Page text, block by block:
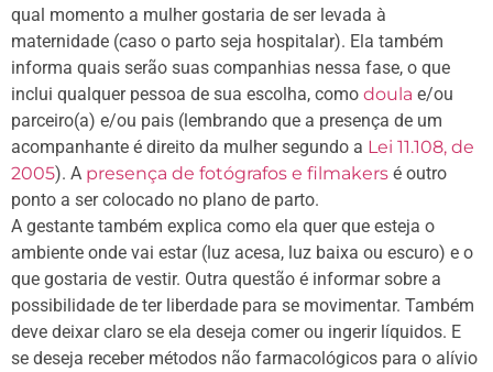
qual momento a mulher gostaria de ser levada à
maternidade (caso o parto seja hospitalar). Ela também
informa quais serão suas companhias nessa fase, o que
inclui qualquer pessoa de sua escolha, como doula e/ou
parceiro(a) e/ou pais (lembrando que a presença de um
acompanhante é direito da mulher segundo a Lei 11.108, de
2005). A presença de fotógrafos e filmakers é outro
ponto a ser colocado no plano de parto.
A gestante também explica como ela quer que esteja o
ambiente onde vai estar (luz acesa, luz baixa ou escuro) e o
que gostaria de vestir. Outra questão é informar sobre a
possibilidade de ter liberdade para se movimentar. Também
deve deixar claro se ela deseja comer ou ingerir líquidos. E
se deseja receber métodos não farmacológicos para o alívio